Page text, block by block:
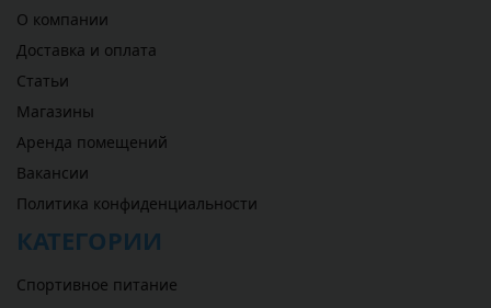
О компании
Доставка и оплата
Статьи
Магазины
Аренда помещений
Вакансии
Политика конфиденциальности
КАТЕГОРИИ
Спортивное питание